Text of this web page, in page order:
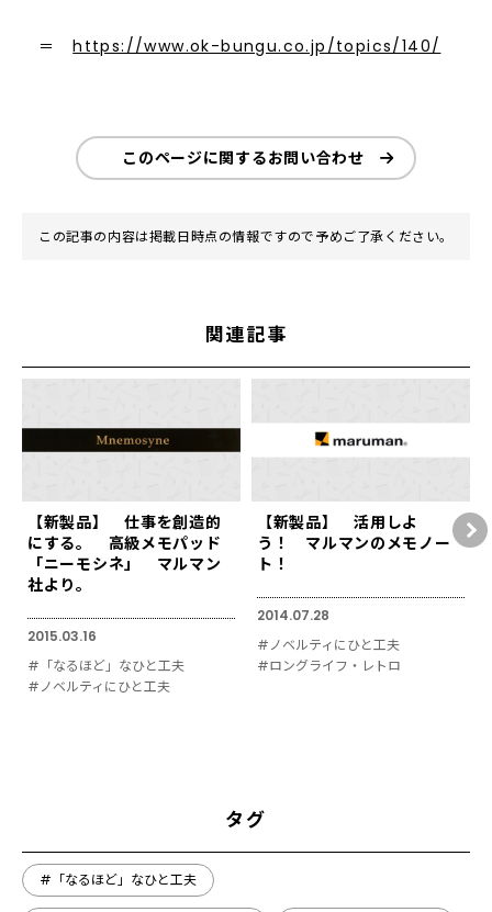
＝https://www.ok-bungu.co.jp/topics/140/
このページに関するお問い合わせ
この記事の内容は掲載日時点の情報ですので予めご了承ください。
関連記事
【新製品】 仕事を創造的
にする。 高級メモパッド
「ニーモシネ」 マルマン
社より。
2015.03.16
#「なるほど」なひと工夫
#ノベルティにひと工夫
【新製品】 活用しよ
う！ マルマンのメモノー
ト！
2014.07.28
#ノベルティにひと工夫
#ロングライフ・レトロ
タグ
#「なるほど」なひと工夫